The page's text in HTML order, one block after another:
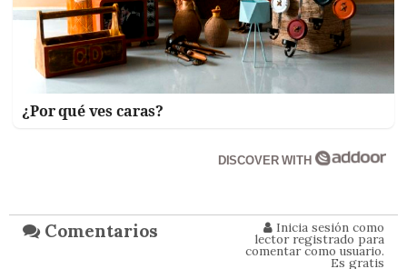
¿Por qué ves caras?
DISCOVER WITH
Comentarios Inicia sesión como
lector registrado para
comentar como usuario.
Es gratis